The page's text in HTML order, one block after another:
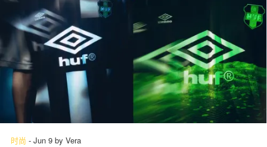
时尚 - Jun 9 by Vera